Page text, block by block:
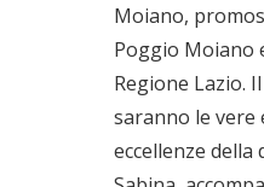
Moiano,
Poggio Moiano
Regione Lazio.
saranno le vere
eccellenze della